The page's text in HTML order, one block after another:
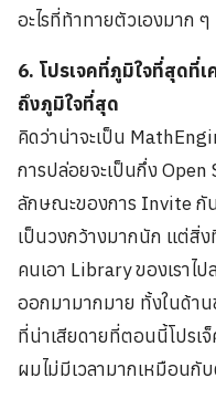
อะไรที่ท้าทายตัวเองมาก ๆ
6. โปรเจคที่ภูมิใจที่สุดที่เ
ถึงภูมิใจที่สุด
คิดว่าน่าจะเป็น
การปล่อยจะเป็นกึ่ง Open
ลักษณะของการ Invite กัน
เป็นวงกว้างมากนัก แต่สิ่
คนเอา Library ของเราไ
ออกมามากมาย ทั้งในด้าน
ที่น่าเสียดายที่ตอนนี้โปรเ
ผมไม่มีเวลามากเหมือนกั